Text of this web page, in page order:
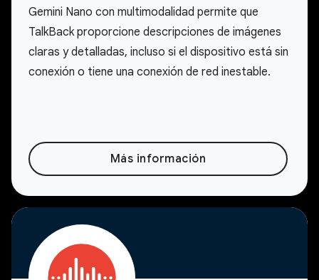
Gemini Nano con multimodalidad permite que
TalkBack proporcione descripciones de imágenes
claras y detalladas, incluso si el dispositivo está sin
conexión o tiene una conexión de red inestable.
Más información